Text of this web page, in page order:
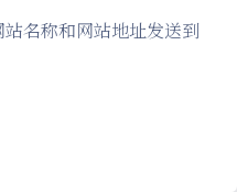
名称和网站地址发送到